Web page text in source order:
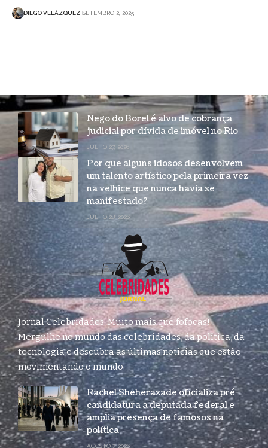
DIEGO VELÁZQUEZ SETEMBRO 2, 2025
Nego do Borel é alvo de cobrança
judicial por dívida de imóvel no Rio
JULHO 27, 2026
Por que alguns idosos desenvolvem
um talento artístico pela primeira vez
na velhice que nunca havia se
manifestado?
JULHO 28, 2026
Jornal Celebridades: Muito mais que fofocas!
Mergulhe no mundo das celebridades, da política, da
tecnologia e descubra as últimas notícias que estão
movimentando o mundo.
Rachel Sheherazade oficializa pré-
candidatura a deputada federal e
amplia presença de famosos na
política
AGOSTO 7, 2026